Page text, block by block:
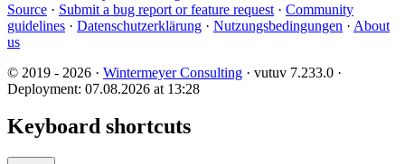
Source · Submit a bug report or feature request · Community
guidelines · Datenschutzerklärung · Nutzungsbedingungen · About
us
© 2019 - 2026 · Wintermeyer Consulting · vutuv 7.233.0 ·
Deployment: 07.08.2026 at 13:28
Keyboard shortcuts